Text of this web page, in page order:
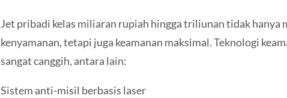
Jet pribadi kelas miliaran rupiah hingga triliunan tidak hanya
kenyamanan, tetapi juga keamanan maksimal. Teknologi
sangat canggih, antara lain:
Sistem anti-misil berbasis laser